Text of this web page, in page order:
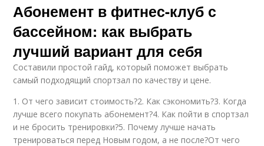
Абонемент в фитнес-клуб с
бассейном: как выбрать
лучший вариант для себя
Составили простой гайд, который поможет выбрать
самый подходящий спортзал по качеству и цене.
1. От чего зависит стоимость?2. Как сэкономить?3. Когда
лучше всего покупать абонемент?4. Как пойти в спортзал
и не бросить тренировки?5. Почему лучше начать
тренироваться перед Новым годом, а не после?От чего